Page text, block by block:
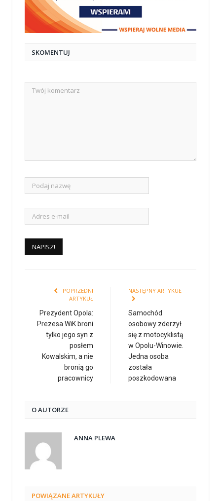
SKOMENTUJ
POPRZEDNI
ARTYKUŁ
Prezydent Opola:
Prezesa WiK broni
tylko jego syn z
posłem
Kowalskim, a nie
bronią go
pracownicy
NASTĘPNY ARTYKUŁ
Samochód
osobowy zderzył
się z motocyklistą
w Opolu-Winowie.
Jedna osoba
została
poszkodowana
O AUTORZE
ANNA PLEWA
POWIĄZANEARTYKUŁY